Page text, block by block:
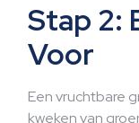
Stap 2:
Voor
Een vruchtbare
kweken van